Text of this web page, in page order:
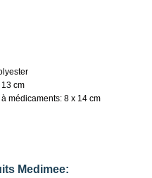
cm
médicaments: 8 x 14 cm
Medimee: